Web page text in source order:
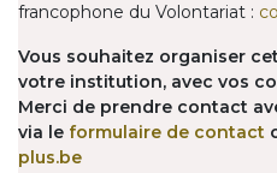
francophone du Volontariat :
Vous souhaitez organiser
votre institution, avec vos
Merci de prendre contact
via le formulaire de contact
plus.be